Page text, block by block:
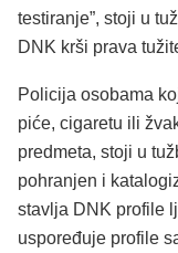
testiranje”, stoji u
DNK krši prava
Policija osobama
piće, cigaretu ili
predmeta, stoji u
pohranjen i
stavlja DNK profile
uspoređuje profile